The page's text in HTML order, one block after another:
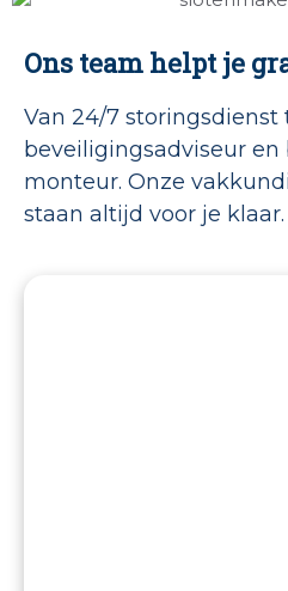
Ons team helpt je
Van 24/7 storingsdienst
beveiligingsadviseur
monteur. Onze
staan altijd voor je klaar.